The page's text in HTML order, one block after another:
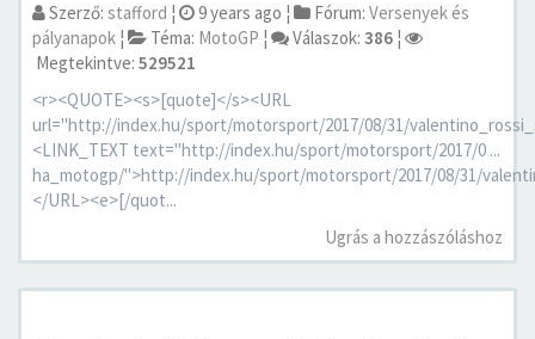
Szerző: stafford ¦ 9 years ago ¦ Fórum: Versenyek és
pályanapok ¦ Téma: MotoGP ¦ Válaszok: 386 ¦
Megtekintve: 529521
<r><QUOTE><s>[quote]</s><URL
url="http://index.hu/sport/motorsport/2017/08/31/
<LINK_TEXT text="http://index.hu/sport/motorsport/2017/0 ...
ha_motogp/">http://index.hu/sport/motorsport/2017/08/31/
</URL><e>[/quot...
Ugrás a hozzászóláshoz